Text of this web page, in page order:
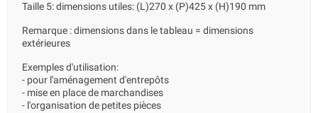
Taille 5: dimensions utiles: (L)270 x (P)425 x (H)190 mm
Remarque : dimensions dans le tableau = dimensions
extérieures
Exemples d'utilisation:
- pour l'aménagement d'entrepôts
- mise en place de marchandises
- l'organisation de petites pièces